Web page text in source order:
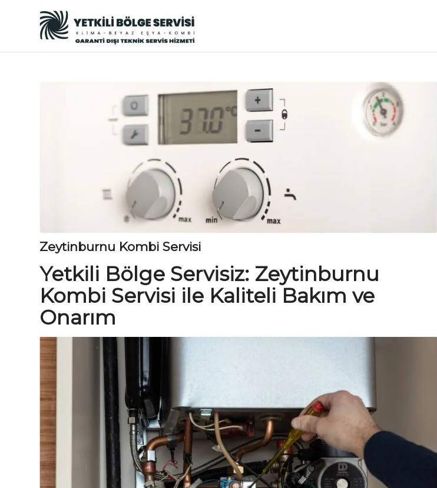
Zeytinburnu Kombi Servisi
Yetkili Bölge Servisiz: Zeytinburnu
Kombi Servisi ile Kaliteli Bakım ve
Onarım